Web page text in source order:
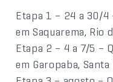
Etapa 1 – 24 a 30/4
em Saquarema, Rio
Etapa 2 – 4 a 7/5 –
em Garopaba,